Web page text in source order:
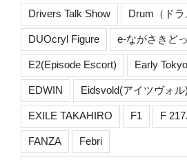
Drivers Talk Show Drum（ドラ
DUOcryl Figure e-ながさきど
E2(Episode Escort) Early
EDWIN Eidsvold(アイツヴォル)
EXILE TAKAHIRO F1 F
FANZA Febri